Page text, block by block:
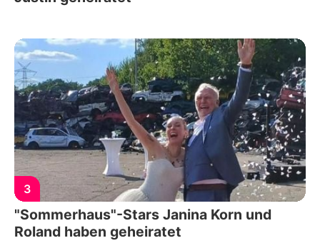
3
"Sommerhaus"-Stars Janina Korn und
Roland haben geheiratet